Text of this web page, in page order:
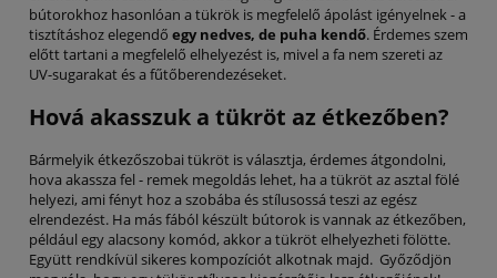
bútorokhoz hasonlóan a tükrök is megfelelő ápolást igényelnek - a
tisztításhoz elegendő egy nedves, de puha kendő. Érdemes szem
előtt tartani a megfelelő elhelyezést is, mivel a fa nem szereti az
UV-sugarakat és a fűtőberendezéseket.
Hová akasszuk a tükröt az étkezőben?
Bármelyik étkezőszobai tükröt is választja, érdemes átgondolni,
hova akassza fel - remek megoldás lehet, ha a tükröt az asztal fölé
helyezi, ami fényt hoz a szobába és stílusossá teszi az egész
elrendezést. Ha más fából készült bútorok is vannak az étkezőben,
például egy alacsony komód, akkor a tükröt elhelyezheti fölötte.
Együtt rendkívül sikeres kompozíciót alkotnak majd. Győződjön